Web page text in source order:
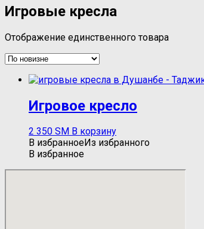
Игровые кресла
Отображение единственного товара
Игровое кресло
2 350 ЅМ В корзину
В избранноеИз избранного
В избранное